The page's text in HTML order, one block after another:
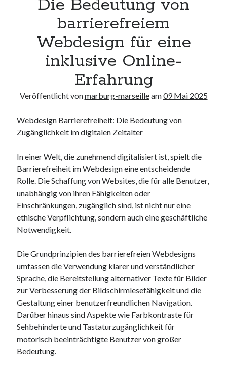
Neueste Kommentare
Keine Kommentare vorhanden.
Archiv
August 2026
Juni 2026
April 2026
März 2026
Januar 2026
Dezember 2025
November 2025
Oktober 2025
September 2025
August 2025
Juli 2025
Mai 2025
April 2025
März 2025
Februar 2025
Januar 2025
Dezember 2024
November 2024
Oktober 2024
September 2024
Die Bedeutung von
barrierefreiem
Webdesign für eine
inklusive Online-
Erfahrung
Veröffentlicht vonmarburg-marseilleam09 Mai 2025
Webdesign Barrierefreiheit: Die Bedeutung von
Zugänglichkeit im digitalen Zeitalter
In einer Welt, die zunehmend digitalisiert ist, spielt die
Barrierefreiheit im Webdesign eine entscheidende
Rolle. Die Schaffung von Websites, die für alle Benutzer,
unabhängig von ihren Fähigkeiten oder
Einschränkungen, zugänglich sind, ist nicht nur eine
ethische Verpflichtung, sondern auch eine geschäftliche
Notwendigkeit.
Die Grundprinzipien des barrierefreien Webdesigns
umfassen die Verwendung klarer und verständlicher
Sprache, die Bereitstellung alternativer Texte für Bilder
zur Verbesserung der Bildschirmlesefähigkeit und die
Gestaltung einer benutzerfreundlichen Navigation.
Darüber hinaus sind Aspekte wie Farbkontraste für
Sehbehinderte und Tastaturzugänglichkeit für
motorisch beeinträchtigte Benutzer von großer
Bedeutung.